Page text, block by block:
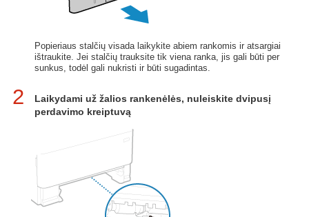
Popieriaus stalčių visada laikykite abiem rankomis ir atsargiai
ištraukite. Jei stalčių trauksite tik viena ranka, jis gali būti per
sunkus, todėl gali nukristi ir būti sugadintas.
2
Laikydami už žalios rankenėlės, nuleiskite dvipusį
perdavimo kreiptuvą